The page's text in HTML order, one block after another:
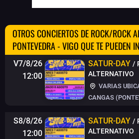
OTROS CONCIERTOS DE ROCK/ROCK
PONTEVEDRA - VIGO QUE TE PUEDEN
V7/8/26
12:00
SATUR-DAY /
ALTERNATIVO
VARIAS
CANGAS
S8/8/26
12:00
SATUR-DAY /
ALTERNATIVO